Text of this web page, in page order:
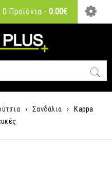
0 Προϊόντα - 0.00€
› Σανδάλια ›
Kappa